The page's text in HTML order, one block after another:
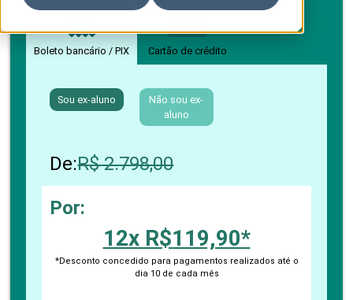
Boleto bancário / PIX Cartão de crédito
Sou ex-aluno
Não sou ex-
aluno
De:R$ 2.798,00
Por:
12x R$119,90*
*Desconto concedido para pagamentos realizados até o
dia 10 de cada mês